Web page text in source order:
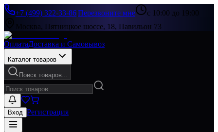
+7 (499) 322-33-86|Перезвоните мне
с 10:00 до 19:00
Москва, Пятницкое шоссе, 18, Павильон 73
ОплатаДоставка и Самовывоз
Каталог товаров
Поиск товаров...
Вход Регистрация